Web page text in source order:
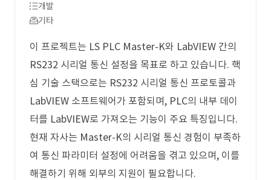
개발
기타
이 프로젝트는 LS PLC Master-K와 LabVIEW 간의
RS232 시리얼 통신 설정을 목표로 하고 있습니다. 핵
심 기술 스택으로는 RS232 시리얼 통신 프로토콜과
LabVIEW 소프트웨어가 포함되며, PLC의 내부 데이
터를 LabVIEW로 가져오는 기능이 주요 특징입니다.
현재 자사는 Master-K의 시리얼 통신 경험이 부족하
여 통신 파라미터 설정에 어려움을 겪고 있으며, 이를
해결하기 위해 외부의 지원이 필요합니다.